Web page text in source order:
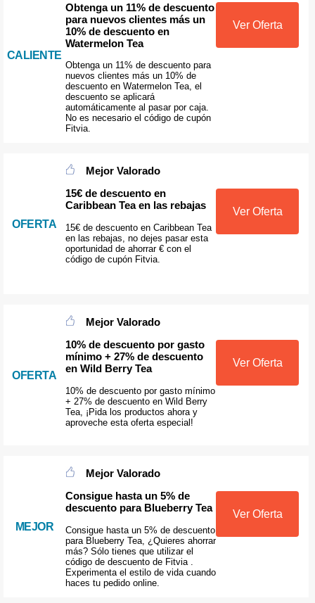
CALIENTE
Obtenga un 11% de descuento
para nuevos clientes más un
10% de descuento en
Watermelon Tea
Obtenga un 11% de descuento para
nuevos clientes más un 10% de
descuento en Watermelon Tea, el
descuento se aplicará
automáticamente al pasar por caja.
No es necesario el código de cupón
Fitvia.
Ver Oferta
OFERTA
Mejor Valorado
15€ de descuento en
Caribbean Tea en las rebajas
15€ de descuento en Caribbean Tea
en las rebajas, no dejes pasar esta
oportunidad de ahorrar € con el
código de cupón Fitvia.
Ver Oferta
OFERTA
Mejor Valorado
10% de descuento por gasto
mínimo + 27% de descuento
en Wild Berry Tea
10% de descuento por gasto mínimo
+ 27% de descuento en Wild Berry
Tea, ¡Pida los productos ahora y
aproveche esta oferta especial!
Ver Oferta
MEJOR
Mejor Valorado
Consigue hasta un 5% de
descuento para Blueberry Tea
Consigue hasta un 5% de descuento
para Blueberry Tea, ¿Quieres ahorrar
más? Sólo tienes que utilizar el
código de descuento de Fitvia .
Experimenta el estilo de vida cuando
haces tu pedido online.
Ver Oferta